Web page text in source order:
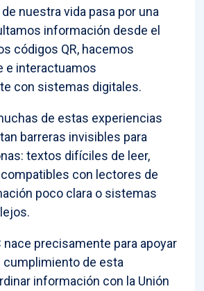
nuestra vida pasa por una
información desde el
códigos QR, hacemos
e interactuamos
con sistemas digitales.
de estas experiencias
barreras invisibles para
textos difíciles de leer,
con lectores de
poco clara o sistemas
nace precisamente para apoyar
cumplimiento de esta
información con la Unión